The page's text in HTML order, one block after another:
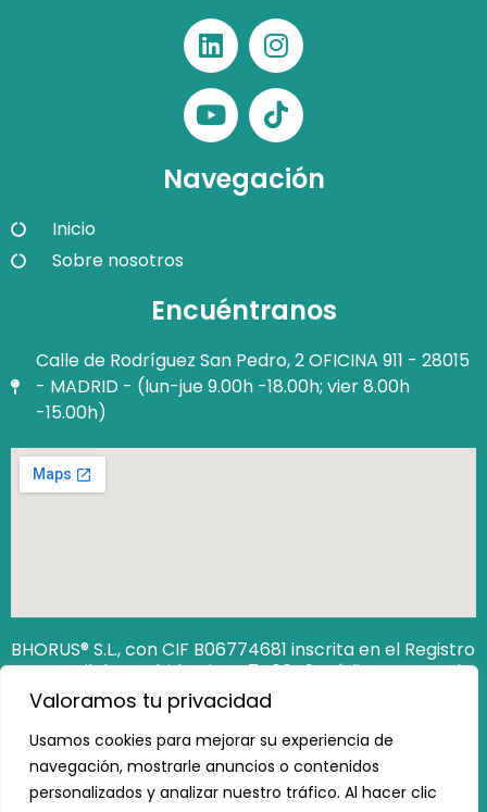
Valoramos tu privacidad
Usamos cookies para mejorar su experiencia de
navegación, mostrarle anuncios o contenidos
personalizados y analizar nuestro tráfico. Al hacer clic
Navegación
Inicio
Sobre nosotros
Encuéntranos
Calle de Rodríguez San Pedro, 2 OFICINA 911 - 28015
- MADRID - (lun-jue 9.00h -18.00h; vier 8.00h
-15.00h)
BHORUS® S.L., con CIF B06774681 inscrita en el Registro
Mercantil de Madrid Hoja M‐740649. Código Seguro de
Verificación (CSV): 12806538162473100
https://www.registradores.org/csv